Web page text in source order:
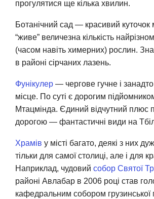
прогулятися ще кілька хвилин.
Ботанічний сад — красивий куточок
“живе” величезна кількість
(часом навіть химерних) рослин.
в районі сірчаних лазень.
Фунікулер — чергове гучне і
місце. По суті є дорогим
Мтацмінда. Єдиний відчутний плюс
дорогою — фантастичні види на
Храмів у місті багато, деякі з них
тільки для самої столиці, але і для
Наприклад, чудовий собор Святої
районі Авлабар в 2006 році став
кафедральним собором грузинської